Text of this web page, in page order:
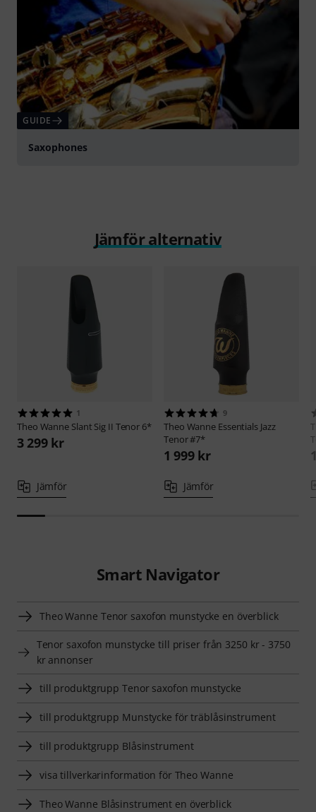
GUIDE
Saxophones
Jämför alternativ
1
Theo Wanne Slant Sig II Tenor 6*
3 299 kr
Jämför
9
Theo Wanne Essentials Jazz
Tenor #7*
1 999 kr
Jämför
Smart Navigator
Theo Wanne Tenor saxofon munstycke en överblick
Tenor saxofon munstycke till priser från 3250 kr - 3750
kr annonser
till produktgrupp Tenor saxofon munstycke
till produktgrupp Munstycke för träblåsinstrument
till produktgrupp Blåsinstrument
visa tillverkarinformation för Theo Wanne
Theo Wanne Blåsinstrument en överblick